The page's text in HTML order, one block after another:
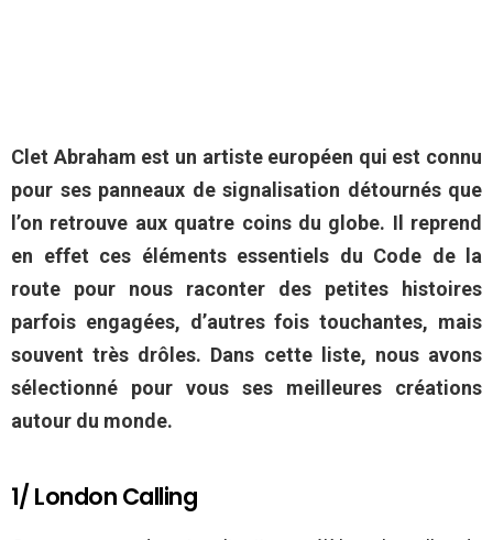
Clet Abraham est un artiste européen qui est connu
pour ses panneaux de signalisation détournés que
l’on retrouve aux quatre coins du globe. Il reprend
en effet ces éléments essentiels du Code de la
route pour nous raconter des petites histoires
parfois engagées, d’autres fois touchantes, mais
souvent très drôles. Dans cette liste, nous avons
sélectionné pour vous ses meilleures créations
autour du monde.
1/ London Calling